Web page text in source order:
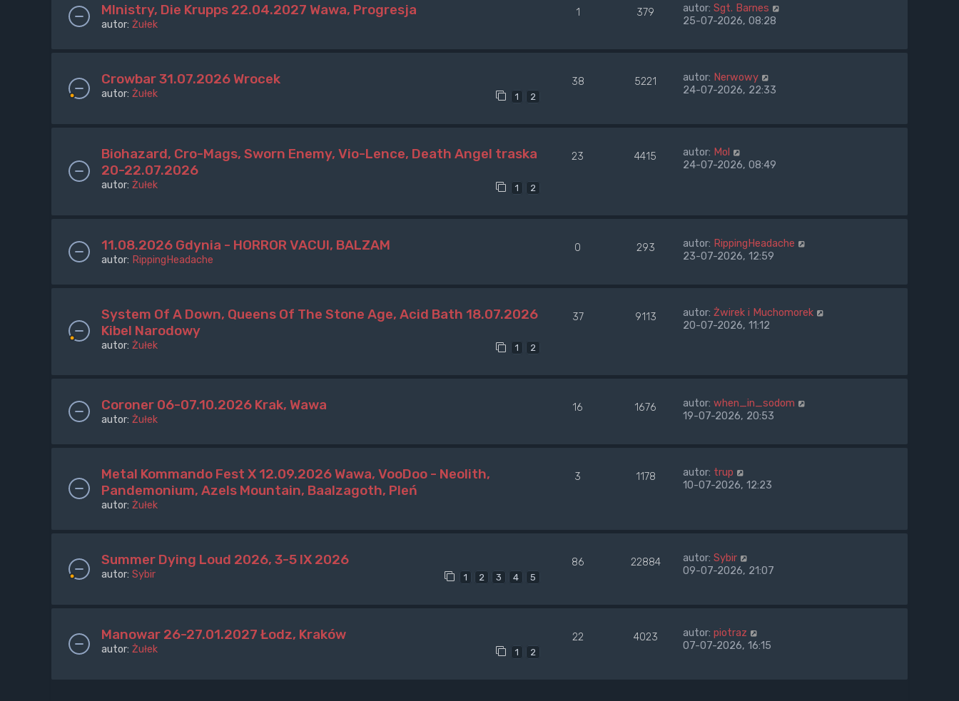
MInistry, Die Krupps 22.04.2027 Wawa, Progresja
autor: Żułek
1 379 autor: Sgt. Barnes
25-07-2026, 08:28
Crowbar 31.07.2026 Wrocek
autor: Żułek 1 2
38 5221 autor: Nerwowy
24-07-2026, 22:33
Biohazard, Cro-Mags, Sworn Enemy, Vio-Lence, Death Angel traska
20-22.07.2026
autor: Żułek 1 2
23 4415 autor: Mol
24-07-2026, 08:49
11.08.2026 Gdynia - HORROR VACUI, BALZAM
autor: RippingHeadache
0 293 autor: RippingHeadache
23-07-2026, 12:59
System Of A Down, Queens Of The Stone Age, Acid Bath 18.07.2026
Kibel Narodowy
autor: Żułek 1 2
37 9113 autor: Żwirek i Muchomorek
20-07-2026, 11:12
Coroner 06-07.10.2026 Krak, Wawa
autor: Żułek
16 1676 autor: when_in_sodom
19-07-2026, 20:53
Metal Kommando Fest X 12.09.2026 Wawa, VooDoo - Neolith,
Pandemonium, Azels Mountain, Baalzagoth, Pleń
autor: Żułek
3 1178 autor: trup
10-07-2026, 12:23
Summer Dying Loud 2026, 3-5 IX 2026
autor: Sybir 1 2 3 4 5
86 22884 autor: Sybir
09-07-2026, 21:07
Manowar 26-27.01.2027 Łodz, Kraków
autor: Żułek 1 2
22 4023 autor: piotraz
07-07-2026, 16:15